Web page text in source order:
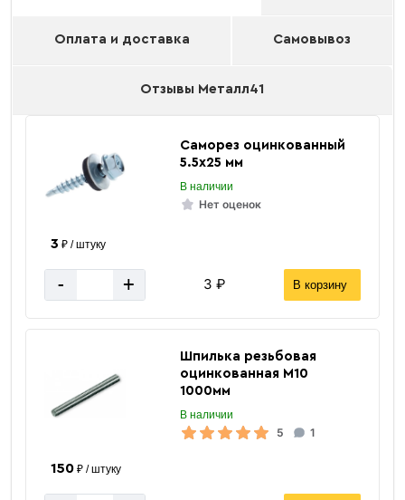
Оплата и доставка Самовывоз
Отзывы Металл41
Саморез oцинкованный
5.5х25 мм
В наличии
Нет оценок
3 ₽ / штуку
- + 3 ₽ В корзину
Шпилька резьбовая
оцинкованная М10
1000мм
В наличии
5 1
150₽ / штуку